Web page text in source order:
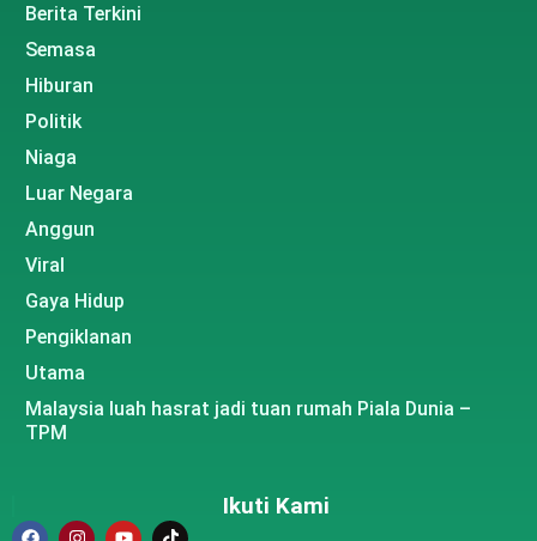
Berita Terkini
Semasa
Hiburan
Politik
Niaga
Luar Negara
Anggun
Viral
Gaya Hidup
Pengiklanan
Utama
Malaysia luah hasrat jadi tuan rumah Piala Dunia –
TPM
Ikuti Kami